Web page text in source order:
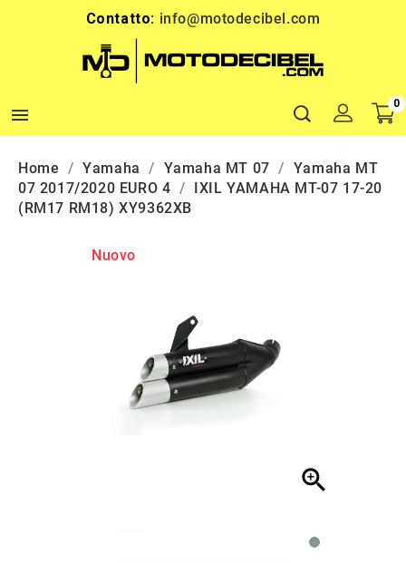
Contatto: info@motodecibel.com

0
Home Yamaha Yamaha MT 07
Yamaha MT
07 2017/2020 EURO 4
IXIL YAMAHA MT-07 17-20
(RM17 RM18) XY9362XB
Nuovo
